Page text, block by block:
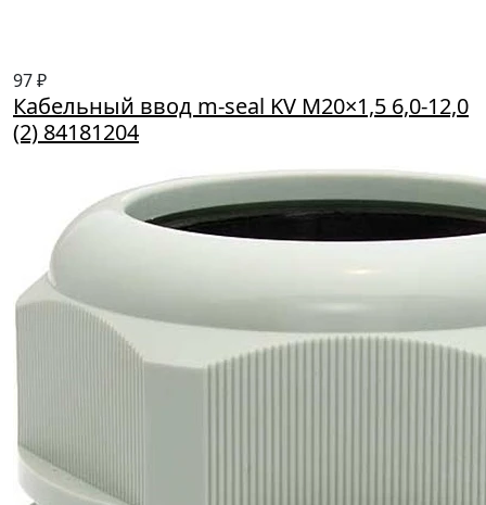
97 ₽
Кабельный ввод m-seal KV M20×1,5 6,0-12,0
(2) 84181204